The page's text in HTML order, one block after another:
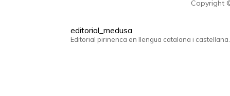
Copyright
editorial_medusa
Editorial pirinenca en llengua catalana i